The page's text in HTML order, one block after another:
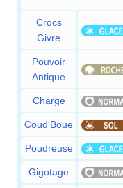
Crocs
Givre
Pouvoir
Antique
Charge
Coud'Boue
Poudreuse
Gigotage